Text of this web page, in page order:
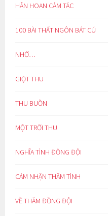
HÂN HOAN CẢM TÁC
100 BÀI THẤT NGÔN BÁT CÚ
NHỚ…
GIỌT THU
THU BUỒN
MỘT TRỜI THU
NGHĨA TÌNH ĐỒNG ĐỘI
CẢM NHẬN THÂM TÌNH
VỀ THĂM ĐỒNG ĐỘI